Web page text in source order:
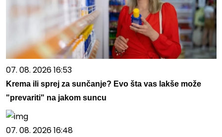
07. 08. 2026 16:53
Krema ili sprej za sunčanje? Evo šta vas lakše može
"prevariti" na jakom suncu
07. 08. 2026 16:48